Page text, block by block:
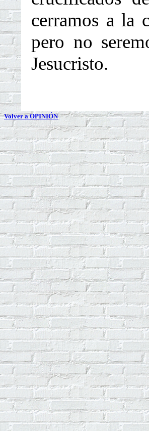
cerramos a la
pero no
Jesucristo.
Volver a OPINIÓN